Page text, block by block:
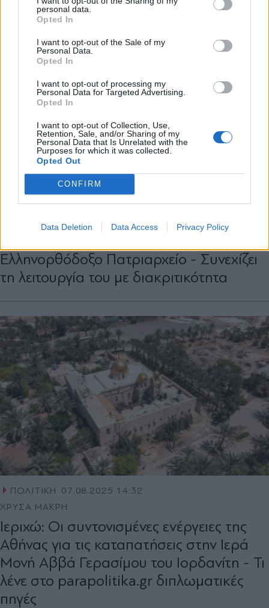
personal data.
Opted In
I want to opt-out of the Sale of my
Personal Data.
Opted In
I want to opt-out of processing my
Personal Data for Targeted Advertising.
Opted In
I want to opt-out of Collection, Use,
Retention, Sale, and/or Sharing of my
Personal Data that Is Unrelated with the
Purposes for which it was collected.
Opted Out
CONFIRM
Data Deletion Data Access Privacy Policy
ΔΙΕΘΝΗ 18.03.2026 14:23
PARAPOLITIKA NEWSROOM
Ελληνορθόδοξο Πατριαρχείο - Συνεχίζει
τη λειτουργία του με διακριτικότητα
ΠΟΛΙΤΙΚΗ
07.08.2025 14:32
ΧΡΥΣΑ ΜΑΚΡΗ
Ιεριχώ: Οι συντονισμένες ενέργειες της
Αθήνας για τις καταπατήσεις στην Ιερά
Μονή Αββά Γερασίμου του Ιορδανίτη - Τι
λένε στο parapolitika.gr διπλωματικές
πηγές
Αποδέχομαι τους
και την πολιτική απορρήτου
X